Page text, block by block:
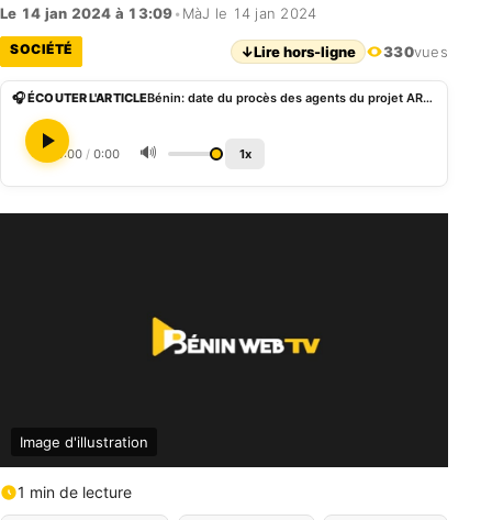
Le 14 jan 2024 à 13:09• MàJ le 14 jan 2024
SOCIÉTÉ ↓Lire hors-ligne 330vues
🎧 ÉCOUTER L'ARTICLE Bénin: date du procès des agents du projet ARCH épinglés pour malversation
0:00 / 0:00 🔊 1x
Image d'illustration
1 min de lecture